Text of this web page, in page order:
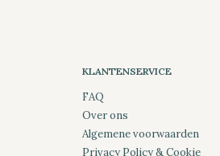
KLANTENSERVICE
FAQ
Over ons
Algemene voorwaarden
Privacy Policy & Cookie